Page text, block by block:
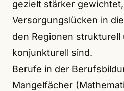
gezielt stärker
Versorgungslücken in
den Regionen strukturell
konjunkturell sind.
Berufe in der
Mangelfächer